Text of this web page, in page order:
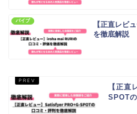
バイブ
【正直レビ
を徹底解説
【正
SPOT